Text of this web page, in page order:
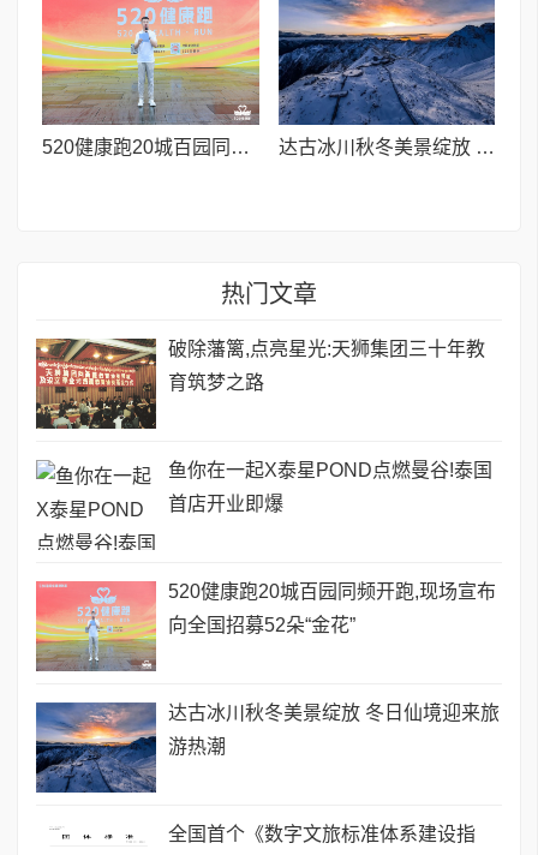
520健康跑20城百园同频开跑,现场宣布向全国招募52朵“金花” 达古冰川秋冬美景绽放 冬日仙境迎来旅游热潮
热门文章
破除藩篱,点亮星光:天狮集团三十年教
育筑梦之路
鱼你在一起X泰星POND点燃曼谷!泰国
首店开业即爆
520健康跑20城百园同频开跑,现场宣布
向全国招募52朵“金花”
达古冰川秋冬美景绽放 冬日仙境迎来旅
游热潮
全国首个《数字文旅标准体系建设指